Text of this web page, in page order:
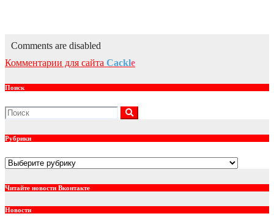
Comments are disabled
Комментарии для сайта Cackle
Поиск
Рубрики
Рубрики
Читайте новости Вконтакте
Новости